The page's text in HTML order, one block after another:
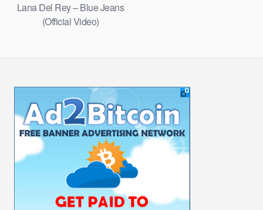
Lana Del Rey – Blue Jeans
(Official Video)